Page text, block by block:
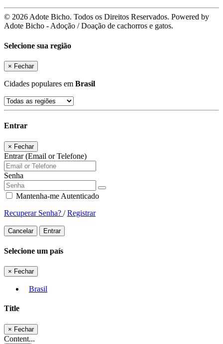
© 2026 Adote Bicho. Todos os Direitos Reservados. Powered by
Adote Bicho - Adoção / Doação de cachorros e gatos.
Selecione sua região
× Fechar
Cidades populares em Brasil
Entrar
× Fechar
Entrar (Email or Telefone)
Senha
Mantenha-me Autenticado
Recuperar Senha? /Registrar
Cancelar Entrar
Selecione um país
× Fechar
Brasil
Title
× Fechar
Content...